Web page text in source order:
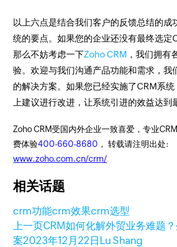
以上六点是结合我们客户的反馈总结的成
统的要点。如果您的企业还没有最终选定
那么不妨考虑一下Zoho CRM ，我们拥有
验。欢迎与我们沟通产品功能和需求，我
的解决方案。如果您已经实施了CRM系
上建议进行改进，让系统引进的效益达到
Zoho CRM受国内外企业一致喜爱，专业
费体验400-660-8680 ， 转载请注明出处:
www.zoho.com.cn/crm/
相关话题
crm功能crm效果crm选型
上一页CRM如何化解外贸业务难题
案2023年12月22日 Lu Shang